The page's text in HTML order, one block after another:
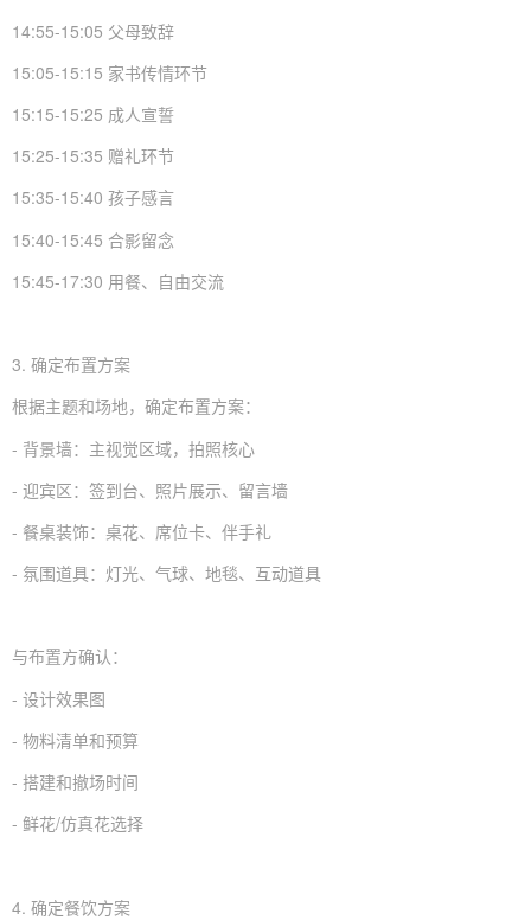
14:55-15:05 父母致辞
15:05-15:15 家书传情环节
15:15-15:25 成人宣誓
15:25-15:35 赠礼环节
15:35-15:40 孩子感言
15:40-15:45 合影留念
15:45-17:30 用餐、自由交流
3. 确定布置方案
根据主题和场地，确定布置方案：
- 背景墙：主视觉区域，拍照核心
- 迎宾区：签到台、照片展示、留言墙
- 餐桌装饰：桌花、席位卡、伴手礼
- 氛围道具：灯光、气球、地毯、互动道具
与布置方确认：
- 设计效果图
- 物料清单和预算
- 搭建和撤场时间
- 鲜花/仿真花选择
4. 确定餐饮方案